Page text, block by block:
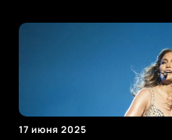
17 июня 2025